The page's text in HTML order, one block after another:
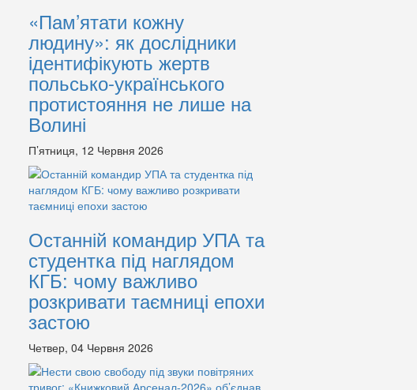
«Пам’ятати кожну
людину»: як дослідники
ідентифікують жертв
польсько-українського
протистояння не лише на
Волині
П’ятниця, 12 Червня 2026
Останній командир УПА та
студентка під наглядом
КГБ: чому важливо
розкривати таємниці епохи
застою
Четвер, 04 Червня 2026